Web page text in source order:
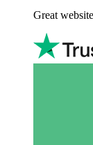
Great website